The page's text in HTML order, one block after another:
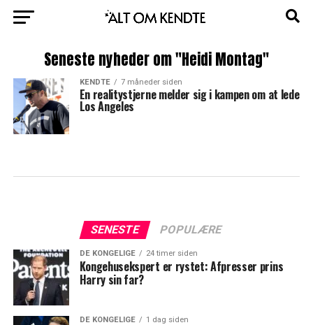
Seneste nyheder om "Heidi Montag"
KENDTE 7 måneder siden
En realitystjerne melder sig i kampen om at lede
Los Angeles
SENESTE POPULÆRE
DE KONGELIGE 24 timer siden
Kongehusekspert er rystet: Afpresser prins
Harry sin far?
DE KONGELIGE 1 dag siden